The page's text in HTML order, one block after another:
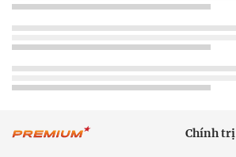
Chính trị